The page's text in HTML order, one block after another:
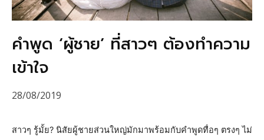
คำพูด ‘ผู้ชาย’ ที่สาวๆ ต้องทำความ
เข้าใจ
28/08/2019
สาวๆ รู้มั้ย? นิสัยผู้ชายส่วนใหญ่มักมาพร้อมกับคำพูดทื่อๆ ตรงๆ ไม่